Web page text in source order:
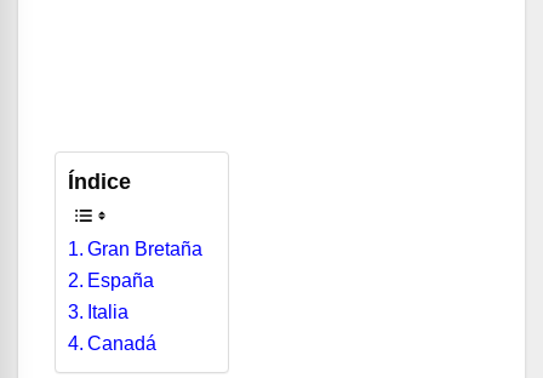
Índice
Gran Bretaña
España
Italia
Canadá